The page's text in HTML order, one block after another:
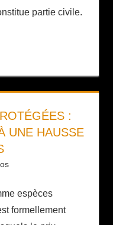
partie civile.
:
UNE HAUSSE
espèces
formellement